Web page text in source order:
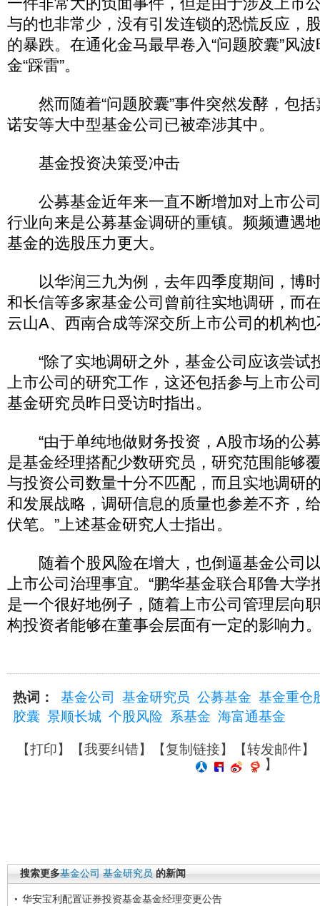
与的也非常少，没有引发连锁的恐慌反应，
的暴跌。在通化金马最早卷入“问题胶囊”风
金“踩雷”。
然而随着“问题胶囊”事件突然发酵，包括
诺安等大中型基金公司已被牵涉其中。
基金投资决策受冲击
公募基金近年来一直不断增加对上市公
行业向来是公募基金调研的重镇。频频遭遇
基金的选股压力更大。
以华润三九为例，去年四季度期间，博
和长信等多家基金公司曾前往实地调研，而
云山A、西南合成等深交所上市公司的机构
“除了实地调研之外，基金公司应该尝试
上市公司的研究工作，这还包括参与上市公
基金研究员昨日受访时指出。
“由于单纯地做财务投资，A股市场的公
是基金经理搭配少数研究员，研究范围能够
与投资公司数量十分不匹配，而且实地调研
和发展战略，调研信息的质量也参差不齐，
伏笔。”上述基金研究人士指出。
随着个股风险在增大，也倒逼基金公司
上市公司治理事宜。“鹏华基金联合耶鲁大学
是一个很好地例子，随着上市公司管理层向
构投资者能够在董事会层面有一定的影响力
热词： 基金公司 基金研究员 公募基金 基金重仓
胶囊 景顺长城 个股风险 系基金 海富通基金
【打印】【我要纠错】【复制链接】【转发邮件】
】
搜索更多基金公司 基金研究员 的新闻
华安宝利配置证券投资基金基金经理变更公告